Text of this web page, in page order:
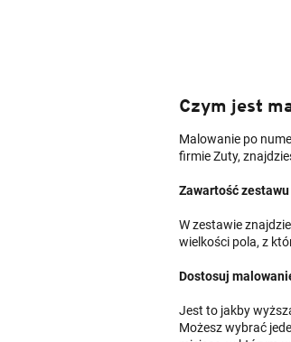
Czym jest
Malowanie po
firmie Zuty,
Zawartość
W zestawie
wielkości pola, z
Dostosuj
Jest to jakby
Możesz wybrać